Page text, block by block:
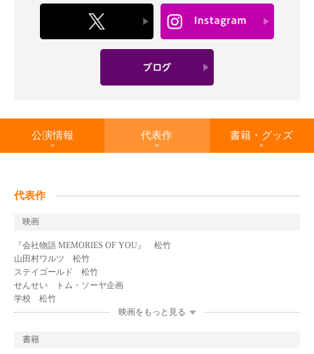
公演情報 代表作 書籍・グッズ
代表作
映画
『会社物語 MEMORIES OF YOU』 松竹
山田村ワルツ 松竹
ステイゴールド 松竹
せんせい トム・ソーヤ企画
学校 松竹
映画をもっと見る
書籍